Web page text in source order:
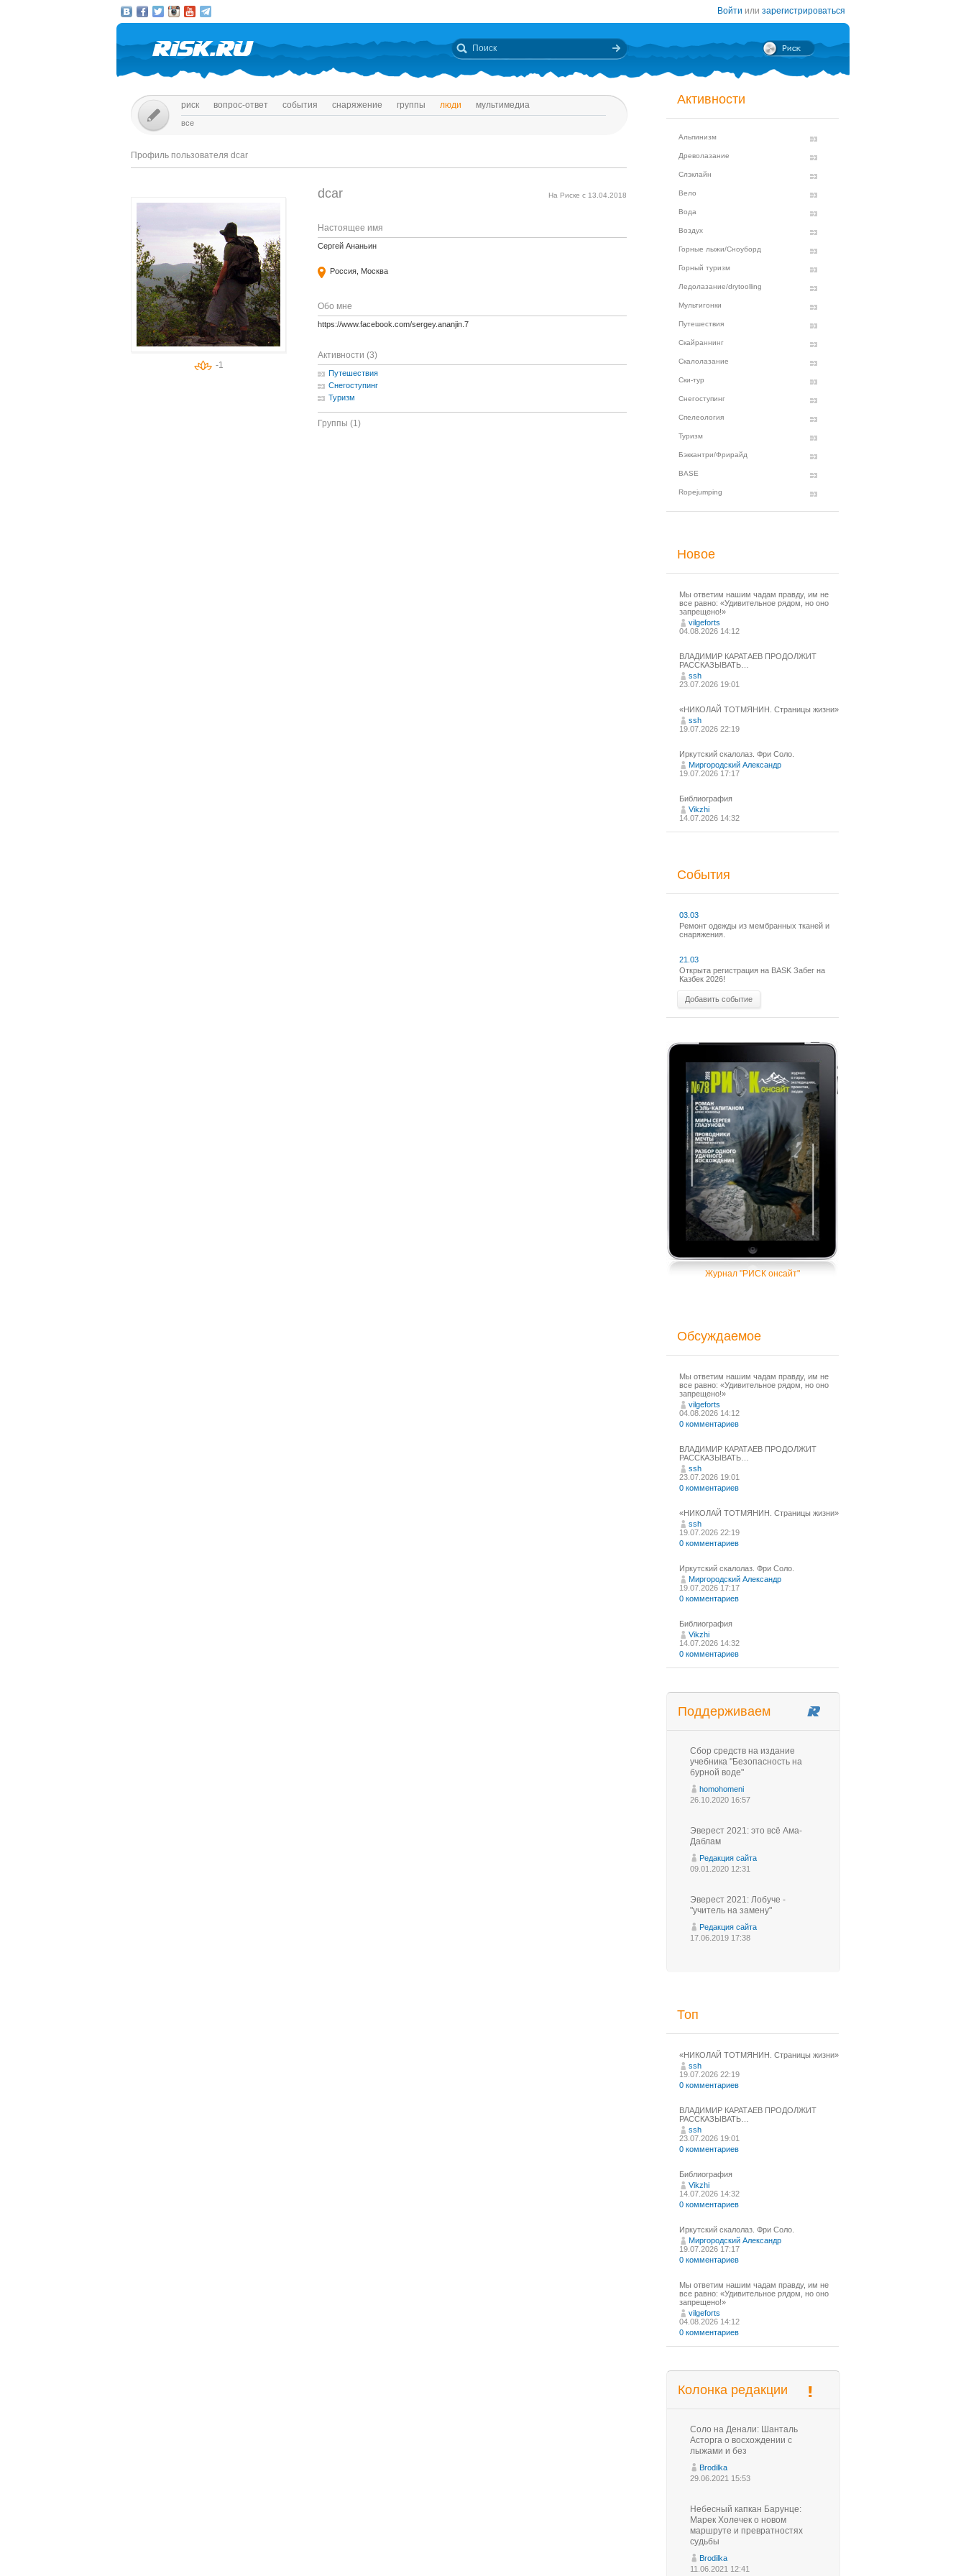
Войти или зарегистрироваться
риск вопрос-ответ события снаряжение группы люди мультимедиа
все
Профиль пользователя dcar
-1
dcar На Риске с 13.04.2018
Настоящее имя
Сергей Ананьин
Россия, Москва
Обо мне
https://www.facebook.com/sergey.ananjin.7
Активности (3)
Путешествия
Снегоступинг
Туризм
Группы (1)
Активности
Альпинизм
Древолазание
Слэклайн
Вело
Вода
Воздух
Горные лыжи/Сноуборд
Горный туризм
Ледолазание/drytoolling
Мультигонки
Путешествия
Скайраннинг
Скалолазание
Ски-тур
Снегоступинг
Спелеология
Туризм
Бэккантри/Фрирайд
BASE
Ropejumping
Новое
Мы ответим нашим чадам правду, им не
все равно: «Удивительное рядом, но оно
запрещено!»
vilgeforts
04.08.2026 14:12
ВЛАДИМИР КАРАТАЕВ ПРОДОЛЖИТ
РАССКАЗЫВАТЬ…
ssh
23.07.2026 19:01
«НИКОЛАЙ ТОТМЯНИН. Страницы жизни»
ssh
19.07.2026 22:19
Иркутский скалолаз. Фри Соло.
Миргородский Александр
19.07.2026 17:17
Библиография
Vikzhi
14.07.2026 14:32
События
03.03
Ремонт одежды из мембранных тканей и
снаряжения.
21.03
Открыта регистрация на BASK Забег на
Казбек 2026!
Добавить событие
Журнал "РИСК онсайт"
Обсуждаемое
Мы ответим нашим чадам правду, им не
все равно: «Удивительное рядом, но оно
запрещено!»
vilgeforts
04.08.2026 14:12
0 комментариев
ВЛАДИМИР КАРАТАЕВ ПРОДОЛЖИТ
РАССКАЗЫВАТЬ…
ssh
23.07.2026 19:01
0 комментариев
«НИКОЛАЙ ТОТМЯНИН. Страницы жизни»
ssh
19.07.2026 22:19
0 комментариев
Иркутский скалолаз. Фри Соло.
Миргородский Александр
19.07.2026 17:17
0 комментариев
Библиография
Vikzhi
14.07.2026 14:32
0 комментариев
Поддерживаем
Сбор средств на издание
учебника "Безопасность на
бурной воде"
homohomeni
26.10.2020 16:57
Эверест 2021: это всё Ама-
Даблам
Редакция сайта
09.01.2020 12:31
Эверест 2021: Лобуче -
"учитель на замену"
Редакция сайта
17.06.2019 17:38
Топ
«НИКОЛАЙ ТОТМЯНИН. Страницы жизни»
ssh
19.07.2026 22:19
0 комментариев
ВЛАДИМИР КАРАТАЕВ ПРОДОЛЖИТ
РАССКАЗЫВАТЬ…
ssh
23.07.2026 19:01
0 комментариев
Библиография
Vikzhi
14.07.2026 14:32
0 комментариев
Иркутский скалолаз. Фри Соло.
Миргородский Александр
19.07.2026 17:17
0 комментариев
Мы ответим нашим чадам правду, им не
все равно: «Удивительное рядом, но оно
запрещено!»
vilgeforts
04.08.2026 14:12
0 комментариев
Колонка редакции
Соло на Денали: Шанталь
Асторга о восхождении с
лыжами и без
Brodilka
29.06.2021 15:53
Небесный капкан Барунце:
Марек Холечек о новом
маршруте и превратностях
судьбы
Brodilka
11.06.2021 12:41